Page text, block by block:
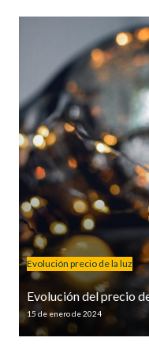
Evolución precio de la luz
Evolución del precio
15 de enero de 2024